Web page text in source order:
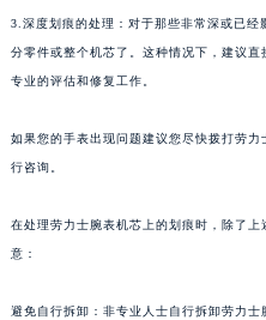
3.深度划痕的处理：对于那些非常深或已
分零件或整个机芯了。这种情况下，建议
专业的评估和修复工作。
如果您的手表出现问题建议您尽快拨打劳
行咨询。
在处理劳力士腕表机芯上的划痕时，除了
意：
避免自行拆卸：非专业人士自行拆卸劳力